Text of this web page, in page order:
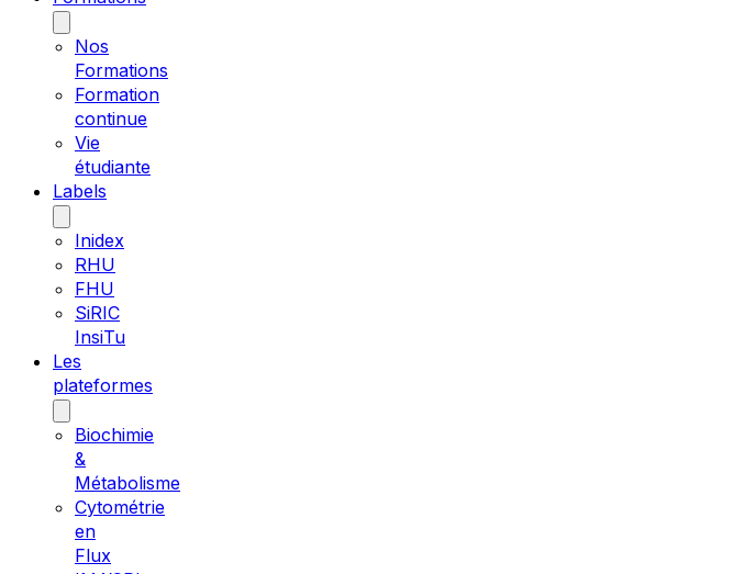
Nos
Formations
Formation
continue
Vie
étudiante
Labels
Inidex
RHU
FHU
SiRIC
InsiTu
Les
plateformes
Biochimie
&
Métabolisme
Cytométrie
en
Flux